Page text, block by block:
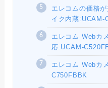
エレコムの価格
イク内蔵:UCAM-
エレコム Webカ
応:UCAM-
エレコム Webカ
C750FBBK